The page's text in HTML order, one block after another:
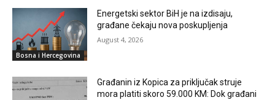
Bosna i Hercegovina
Energetski sektor BiH je na izdisaju,
građane čekaju nova poskupljenja
August 4, 2026
Građanin iz Kopica za priključak struje
mora platiti skoro 59.000 KM: Dok građani